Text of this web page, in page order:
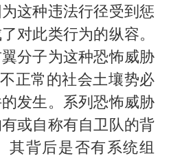
这种违法行径受到惩
对此类行为的纵容。
分子为这种恐怖威胁
正常的社会土壤势必
发生。系列恐怖威胁
或自称有自卫队的背
其背后是否有系统组